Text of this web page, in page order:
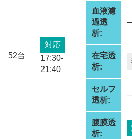
52台
対応
17:30-
21:40
血液濾
過透
析:
在宅透
析:
セルフ
透析:
腹膜透
析: